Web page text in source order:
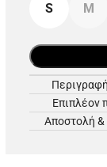
S M
Περιγραφή
Επιπλέον
Αποστολή